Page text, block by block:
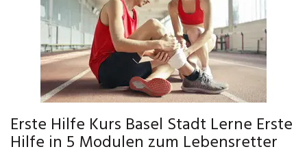
Erste Hilfe Kurs Basel Stadt Lerne Erste
Hilfe in 5 Modulen zum Lebensretter